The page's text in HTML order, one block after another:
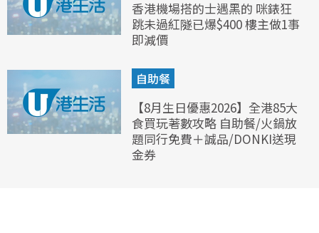
香港機場搭的士遇黑的 咪錶狂
跳未過紅隧已爆$400 樓主做1事
即減價
自助餐
【8月生日優惠2026】全港85大
食買玩著數攻略 自助餐/火鍋放
題同行免費＋誠品/DONKI送現
金券